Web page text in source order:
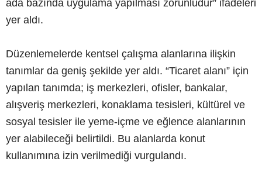
ada bazında uygulama yapılması zorunludur” ifadeleri
yer aldı.
Düzenlemelerde kentsel çalışma alanlarına ilişkin
tanımlar da geniş şekilde yer aldı. “Ticaret alanı” için
yapılan tanımda; iş merkezleri, ofisler, bankalar,
alışveriş merkezleri, konaklama tesisleri, kültürel ve
sosyal tesisler ile yeme-içme ve eğlence alanlarının
yer alabileceği belirtildi. Bu alanlarda konut
kullanımına izin verilmediği vurgulandı.